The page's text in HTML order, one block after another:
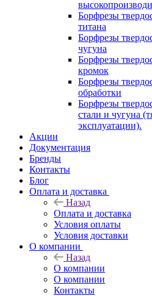
Борфрезы
титана
Борфрезы
чугуна
Борфрезы
кромок
Борфрезы
обработки
Борфрезы
стали и чугуна
эксплуатации).
Акции
Документация
Бренды
Контакты
Блог
Оплата и доставка
Назад
Оплата и доставка
Условия оплаты
Условия доставки
О компании
Назад
О компании
О компании
Контакты